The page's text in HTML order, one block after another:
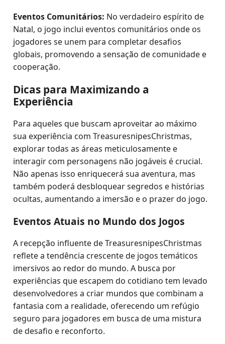
Eventos Comunitários: No verdadeiro espírito de
Natal, o jogo inclui eventos comunitários onde os
jogadores se unem para completar desafios
globais, promovendo a sensação de comunidade e
cooperação.
Dicas para Maximizando a
Experiência
Para aqueles que buscam aproveitar ao máximo
sua experiência com TreasuresnipesChristmas,
explorar todas as áreas meticulosamente e
interagir com personagens não jogáveis é crucial.
Não apenas isso enriquecerá sua aventura, mas
também poderá desbloquear segredos e histórias
ocultas, aumentando a imersão e o prazer do jogo.
Eventos Atuais no Mundo dos Jogos
A recepção influente de TreasuresnipesChristmas
reflete a tendência crescente de jogos temáticos
imersivos ao redor do mundo. A busca por
experiências que escapem do cotidiano tem levado
desenvolvedores a criar mundos que combinam a
fantasia com a realidade, oferecendo um refúgio
seguro para jogadores em busca de uma mistura
de desafio e reconforto.